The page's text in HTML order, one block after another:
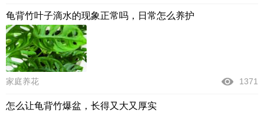
龟背竹叶子滴水的现象正常吗，日常怎么养护
家庭养花 1371
怎么让龟背竹爆盆，长得又大又厚实